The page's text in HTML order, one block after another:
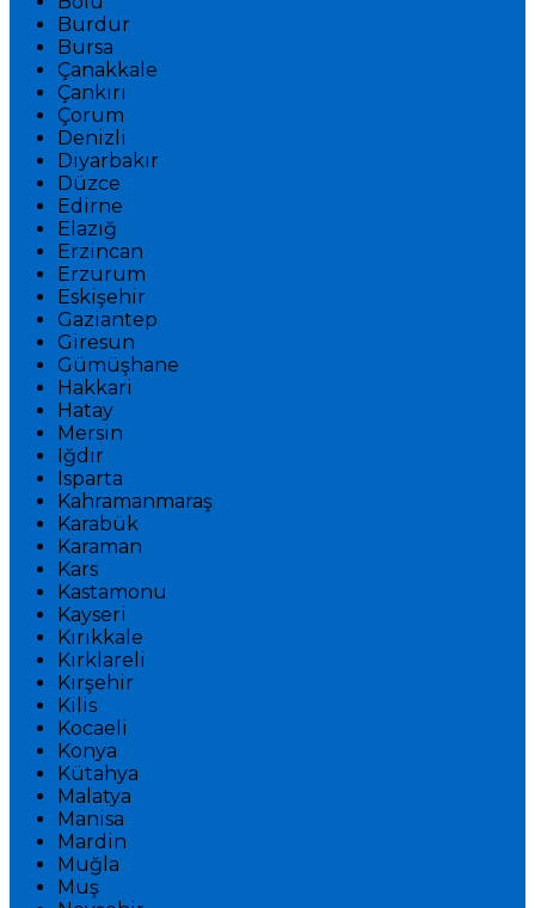
Burdur
Bursa
Çanakkale
Çankırı
Çorum
Denizli
Diyarbakır
Düzce
Edirne
Elazığ
Erzincan
Erzurum
Eskişehir
Gaziantep
Giresun
Gümüşhane
Hakkari
Hatay
Mersin
Iğdır
Isparta
Kahramanmaraş
Karabük
Karaman
Kars
Kastamonu
Kayseri
Kırıkkale
Kırklareli
Kırşehir
Kilis
Kocaeli
Konya
Kütahya
Malatya
Manisa
Mardin
Muğla
Muş